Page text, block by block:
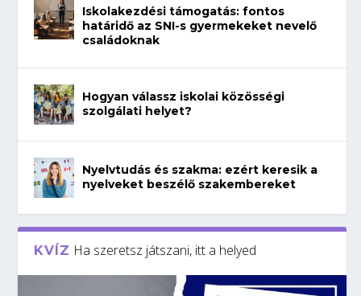
Iskolakezdési támogatás: fontos
határidő az SNI-s gyermekeket nevelő
családoknak
Hogyan válassz iskolai közösségi
szolgálati helyet?
Nyelvtudás és szakma: ezért keresik a
nyelveket beszélő szakembereket
KVÍZ Ha szeretsz játszani, itt a helyed